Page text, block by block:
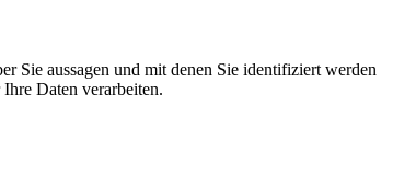
Sie aussagen und mit denen Sie identifiziert werden
Daten verarbeiten.